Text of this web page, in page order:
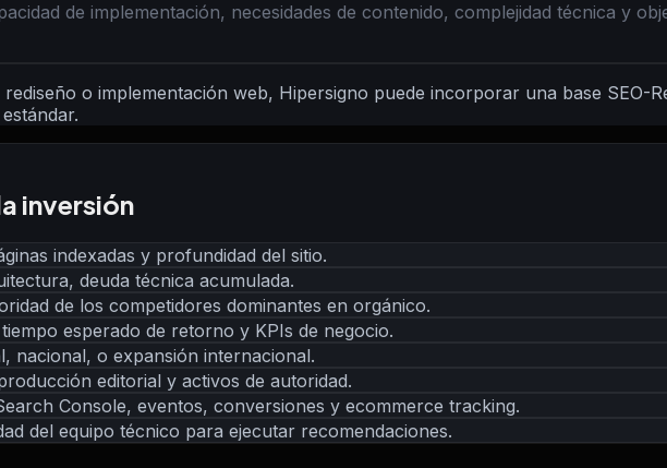
de implementación, necesidades de contenido, complejidad técnica y
o implementación web, Hipersigno puede incorporar una base SEO-
inversión
indexadas y profundidad del sitio.
deuda técnica acumulada.
de los competidores dominantes en orgánico.
esperado de retorno y KPIs de negocio.
nacional, o expansión internacional.
editorial y activos de autoridad.
Console, eventos, conversiones y ecommerce tracking.
del equipo técnico para ejecutar recomendaciones.